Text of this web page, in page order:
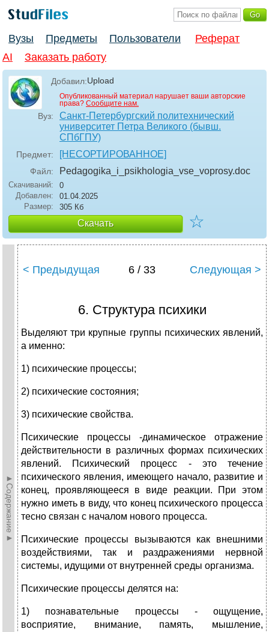
Вузы Предметы Пользователи
Реферат
AI
Заказать работу
Добавил:Upload
Опубликованный материал нарушает ваши авторские
права? Сообщите нам.
Вуз:
Санкт-Петербургский политехнический
университет Петра Великого (бывш.
СПбГПУ)
Предмет: [НЕСОРТИРОВАННОЕ]
Файл: Pedagogika_i_psikhologia_vse_voprosy.doc
Скачиваний:
0
Добавлен:
01.04.2025
Размер:
305 Кб
Скачать ☆
►Содержание►
< Предыдущая 6 / 33 Следующая >
6. Структура психики
Выделяют три крупные группы психических явлений,
а именно:
1) психические процессы;
2) психические состояния;
3) психические свойства.
Психические процессы -динамическое отражение
действительности в различных формах психических
явлений. Психический процесс - это течение
психического явления, имеющего начало, развитие и
конец, проявляющееся в виде реакции. При этом
нужно иметь в виду, что конец психического процесса
тесно связан с началом нового процесса.
Психические процессы вызываются как внешними
воздействиями, так и раздражениями нервной
системы, идущими от внутренней среды организма.
Психические процессы делятся на:
1) познавательные процессы - ощущение,
восприятие, внимание, память, мышление,